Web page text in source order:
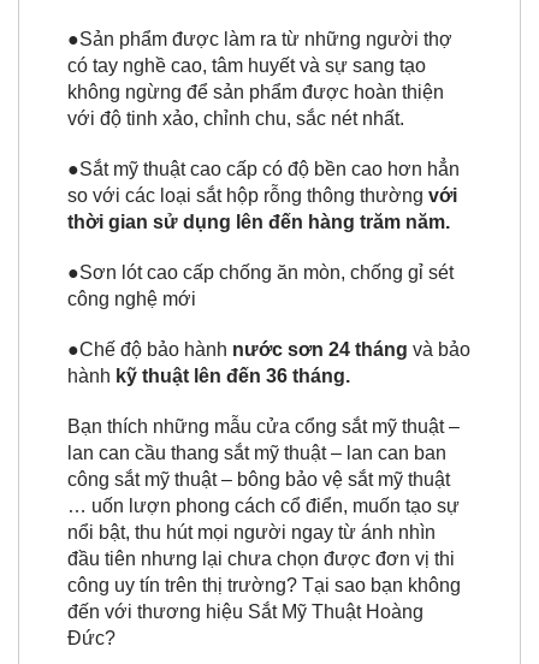
●Sản phẩm được làm ra từ những người thợ
có tay nghề cao, tâm huyết và sự sang tạo
không ngừng để sản phẩm được hoàn thiện
với độ tinh xảo, chỉnh chu, sắc nét nhất.
●Sắt mỹ thuật cao cấp có độ bền cao hơn hẳn
so với các loại sắt hộp rỗng thông thường với
thời gian sử dụng lên đến hàng trăm năm.
●Sơn lót cao cấp chống ăn mòn, chống gỉ sét
công nghệ mới
●Chế độ bảo hành nước sơn 24 tháng và bảo
hành kỹ thuật lên đến 36 tháng.
Bạn thích những mẫu cửa cổng sắt mỹ thuật –
lan can cầu thang sắt mỹ thuật – lan can ban
công sắt mỹ thuật – bông bảo vệ sắt mỹ thuật
… uốn lượn phong cách cổ điển, muốn tạo sự
nổi bật, thu hút mọi người ngay từ ánh nhìn
đầu tiên nhưng lại chưa chọn được đơn vị thi
công uy tín trên thị trường? Tại sao bạn không
đến với thương hiệu Sắt Mỹ Thuật Hoàng
Đức?